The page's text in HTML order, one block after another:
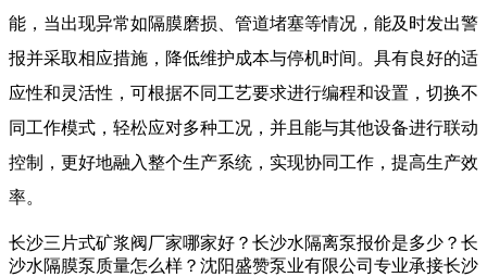
能，当出现异常如隔膜磨损、管道堵塞等情况，能及时发出警
报并采取相应措施，降低维护成本与停机时间。具有良好的适
应性和灵活性，可根据不同工艺要求进行编程和设置，切换不
同工作模式，轻松应对多种工况，并且能与其他设备进行联动
控制，更好地融入整个生产系统，实现协同工作，提高生产效
率。
长沙三片式矿浆阀厂家哪家好？长沙水隔离泵报价是多少？长
沙水隔膜泵质量怎么样？沈阳盛赞泵业有限公司专业承接长沙